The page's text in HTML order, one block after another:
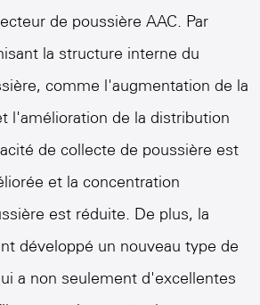
de poussière AAC. Par
la structure interne du
comme l'augmentation de la
l'amélioration de la distribution
de collecte de poussière est
et la concentration
est réduite. De plus, la
développé un nouveau type de
a non seulement d'excellentes